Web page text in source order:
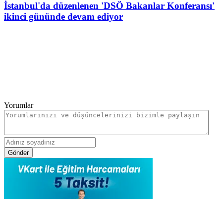
İstanbul'da düzenlenen 'DSÖ Bakanlar Konferansı'
ikinci gününde devam ediyor
Yorumlar
Gönder